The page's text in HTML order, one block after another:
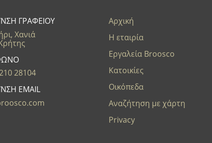
ΓΡΑΦΕΙΟΥ
Χανιά
28104
EMAIL
Αρχική
Η εταιρία
Εργαλεία Broosco
Κατοικίες
Οικόπεδα
Αναζήτηση με χάρτη
Privacy